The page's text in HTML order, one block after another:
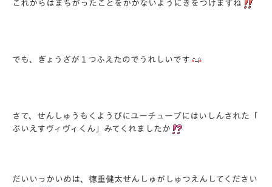
これからはまちがったことをかかないようにきをつけますね
でも、ぎょうざが１つふえたのでうれしいです
さて、せんしゅうもくようびにユーチューブにはいしんされた「
ぶいえすヴィヴィくん」みてくれましたか
だいいっかいめは、 徳重健太せんしゅがしゅつえんしてください